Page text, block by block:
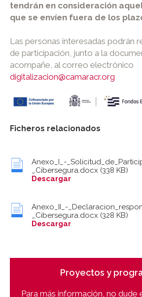
tendrán en consideración
que se envíen fuera de los
Las personas interesadas podrán
de participación, junto a la
acompañe, al correo electrónico
digitalizacion@camaracr.org
Ficheros relacionados
Anexo_I_-
_Cibersegura.docx (338 KB)
Descargar
Anexo_II_-
_Cibersegura.docx (328 KB)
Descargar
Proyectos y
Para más información, no dude